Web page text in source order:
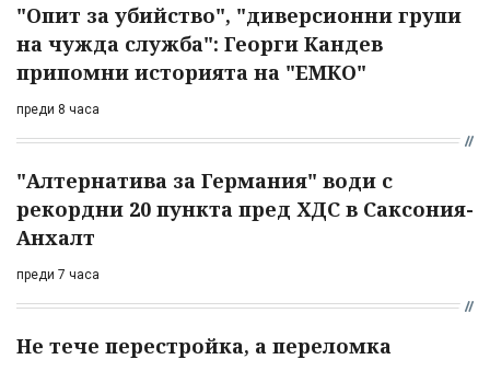
"Опит за убийство", "диверсионни групи
на чужда служба": Георги Кандев
припомни историята на "ЕМКО"
преди 8 часа
"Алтернатива за Германия" води с
рекордни 20 пункта пред ХДС в Саксония-
Анхалт
преди 7 часа
Не тече перестройка, а переломка